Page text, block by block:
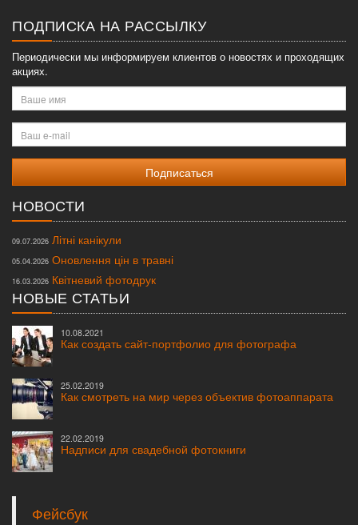
ПОДПИСКА НА РАССЫЛКУ
Периодически мы информируем клиентов о новостях и проходящих
акциях.
Ваше
имя
Ваш
e-
mail
НОВОСТИ
09.07.2026 Літні канікули
05.04.2026 Оновлення цін в травні
16.03.2026 Квітневий фотодрук
НОВЫЕ СТАТЬИ
10.08.2021
Как создать сайт-портфолио для фотографа
25.02.2019
Как смотреть на мир через объектив фотоаппарата
22.02.2019
Надписи для свадебной фотокниги
Фейсбук